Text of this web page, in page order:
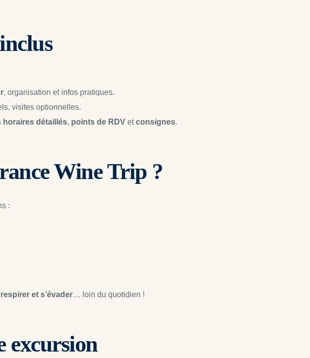
, organisation et infos pratiques.
visites optionnelles.
horaires détaillés, points de RDV et consignes.
Wine Trip ?
:
et s’évader… loin du quotidien !
excursion